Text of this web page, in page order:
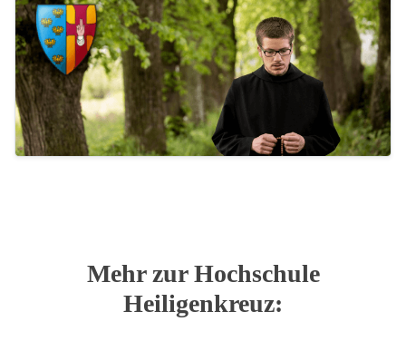
Mehr zur Hochschule
Heiligenkreuz: